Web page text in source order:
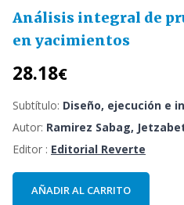
Análisis integral de
en yacimientos
28.18€
Subtítulo: Diseño, ejecución e
Autor: Ramirez Sabag,
Editor : Editorial Reverte
AÑADIR AL CARRITO